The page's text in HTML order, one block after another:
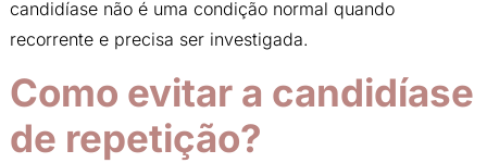
candidíase não é uma condição normal quando
recorrente e precisa ser investigada.
Como evitar a candidíase
de repetição?